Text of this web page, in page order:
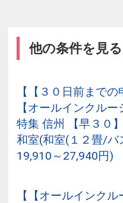
他の条件を見る
【【３０日前まで
【オールインクル
特集 信州 【早３０
和室(和室(１２畳/バ
19,910～27,940円)
【【オールインク